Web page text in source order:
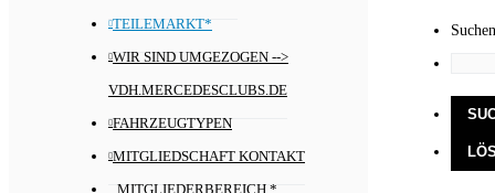
TEILEMARKT*
WIR SIND UMGEZOGEN -->
VDH.MERCEDESCLUBS.DE
FAHRZEUGTYPEN
MITGLIEDSCHAFT KONTAKT
MITGLIEDERBEREICH *
Suchen